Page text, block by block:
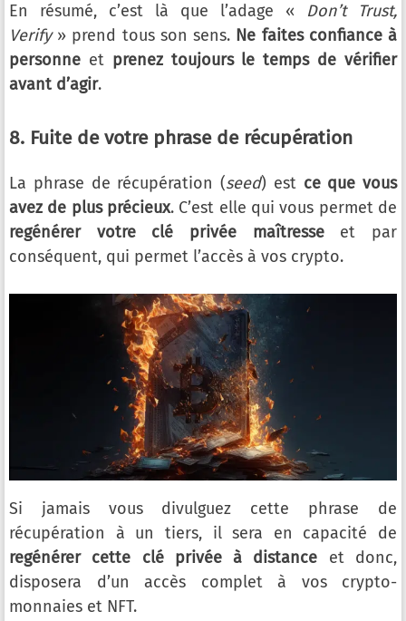
En résumé, c’est là que l’adage « Don’t Trust,
Verify» prend tous son sens. Ne faites confiance à
personne et prenez toujours le temps de vérifier
avant d’agir.
8. Fuite de votre phrase de récupération
La phrase de récupération (seed) estce que vous
avez de plus précieux. C’est elle qui vous permet de
regénérer votre clé privée maîtresseet par
conséquent, qui permet l’accès à vos crypto.
Si jamais vous divulguez cette phrase de
récupération à un tiers, il sera en capacité de
regénérer cette clé privée à distance et donc,
disposera d’un accès complet à vos crypto-
monnaies et NFT.